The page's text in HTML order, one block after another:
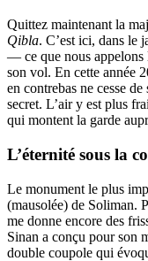
Quittez maintenant la
Qibla. C’est ici, dans le
— ce que nous appelons
son vol. En cette année
en contrebas ne cesse
secret. L’air y est plus
qui montent la garde
L’éternité sous la
Le monument le plus
(mausolée) de Soliman.
me donne encore des
Sinan a conçu pour son
double coupole qui